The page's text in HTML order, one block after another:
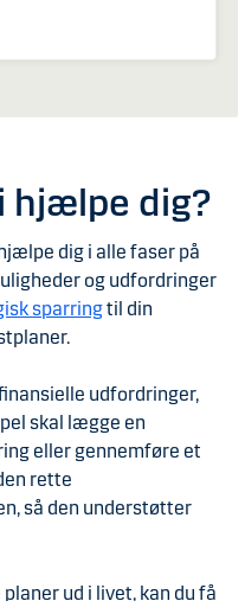
hjælpe dig?
dig i alle faser på
og udfordringer
sparringtil din
udfordringer,
skal lægge en
eller gennemføre et
rette
så den understøtter
ud i livet, kan du få